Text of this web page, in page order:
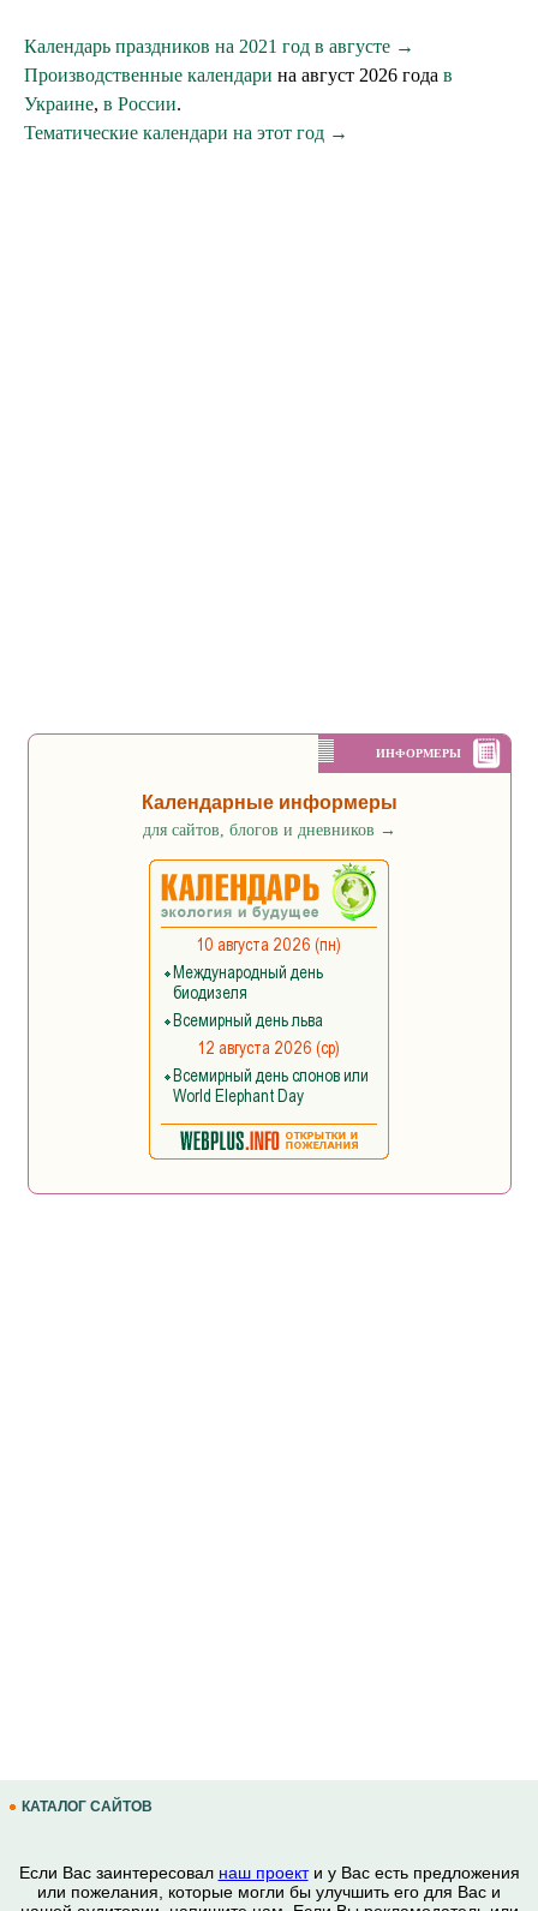
Календарь праздников на 2021 год в августе →
Производственные календари на август 2026 года в
Украине, в России.
Тематические календари на этот год →
ИНФОРМЕРЫ
Календарные информеры
для сайтов, блогов и дневников →
КАТАЛОГ САЙТОВ
Если Вас заинтересовал наш проекти у Вас есть предложения
или пожелания, которые могли бы улучшить его для Вас и